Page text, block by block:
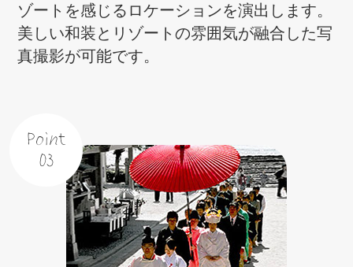
ゾートを感じるロケーションを演出します。
美しい和装とリゾートの雰囲気が融合した写
真撮影が可能です。
Point
03